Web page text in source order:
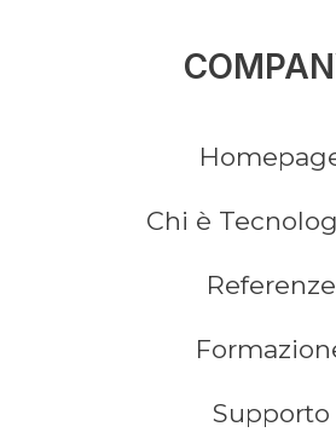
Chi è
Referenze
Supporto